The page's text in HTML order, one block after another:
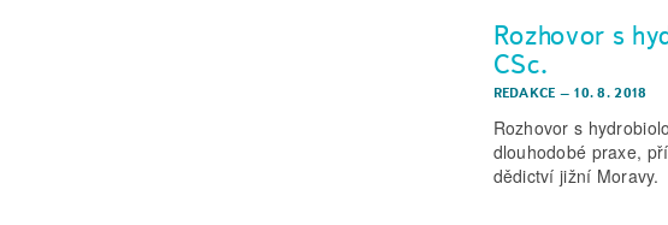
Rozhovor s
CSc.
REDAKCE – 10. 8. 2018
Rozhovor s
dlouhodobé praxe,
dědictví jižní Moravy.